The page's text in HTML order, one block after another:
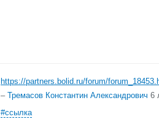
https://partners.bolid.ru/forum/
– Тремасов Константин Александрович 6
#ссылка